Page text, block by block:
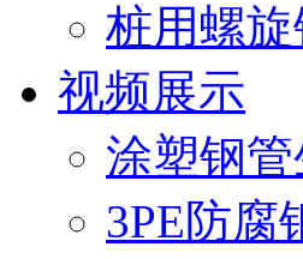
桩用螺
视频展示
涂塑钢
3PE防腐